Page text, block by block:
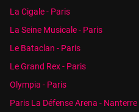
La Cigale - Paris
La Seine Musicale - Paris
Le Bataclan - Paris
Le Grand Rex - Paris
Olympia - Paris
Paris La Défense Arena - Nanterre